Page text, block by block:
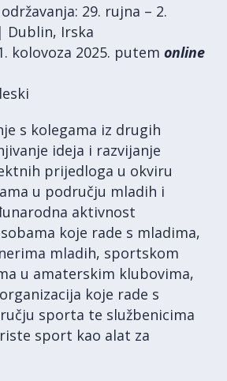
29. rujna – 2.
Dublin, Irska
kolovoza 2025. putem online
s kolegama iz drugih
ideja i razvijanje
prijedloga u okviru
u području mladih i
aktivnost
koje rade s mladima,
mladih, sportskom
u amaterskim klubovima,
koje rade s
sporta te službenicima
sport kao alat za